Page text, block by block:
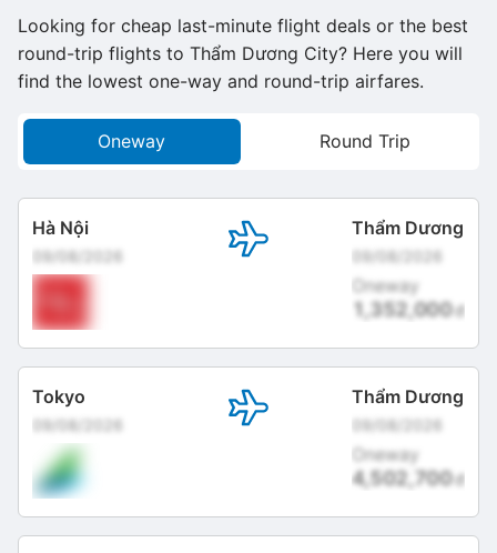
Looking for cheap last-minute flight deals or the best
round-trip flights to Thẩm Dương City? Here you will
find the lowest one-way and round-trip airfares.
Oneway Round Trip
Hà Nội
09/08/2026
Thẩm Dương
09/08/2026
Oneway
1,352,000đ
Tokyo
09/08/2026
Thẩm Dương
09/08/2026
Oneway
4,502,700đ